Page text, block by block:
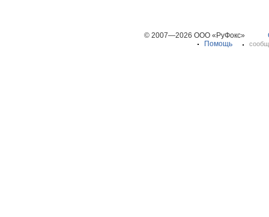
© 2007—2026 ООО «РуФокс»
Помощь